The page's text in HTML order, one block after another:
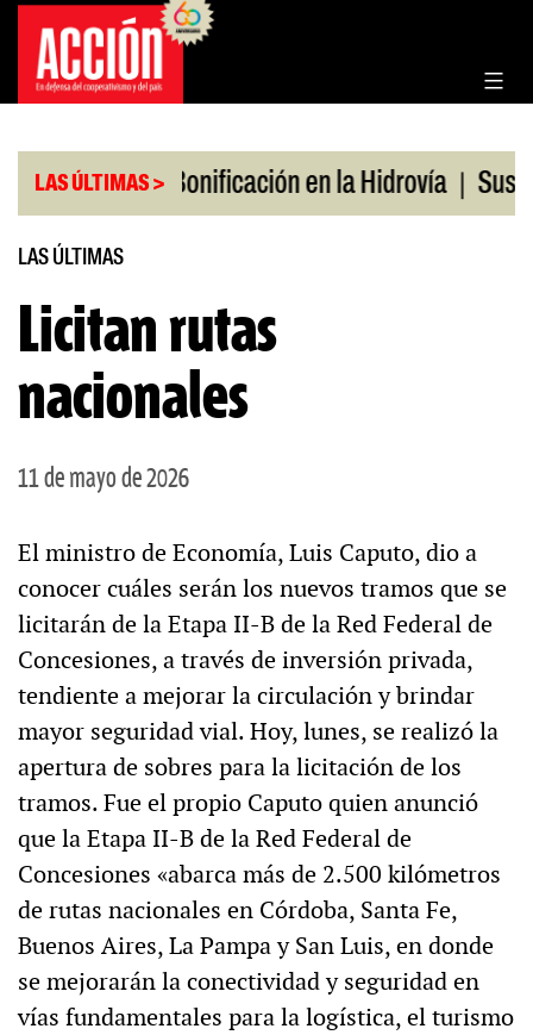
Saltar
contenido
LAS ÚLTIMAS >
en julio | Bonificación en la Hidrovía |
LAS ÚLTIMAS
Licitan rutas
nacionales
11 de mayo de 2026
El ministro de Economía, Luis Caputo, dio a
conocer cuáles serán los nuevos tramos que se
licitarán de la Etapa II-B de la Red Federal de
Concesiones, a través de inversión privada,
tendiente a mejorar la circulación y brindar
mayor seguridad vial. Hoy, lunes, se realizó la
apertura de sobres para la licitación de los
tramos. Fue el propio Caputo quien anunció
que la Etapa II-B de la Red Federal de
Concesiones «abarca más de 2.500 kilómetros
de rutas nacionales en Córdoba, Santa Fe,
Buenos Aires, La Pampa y San Luis, en donde
se mejorarán la conectividad y seguridad en
vías fundamentales para la logística, el turismo